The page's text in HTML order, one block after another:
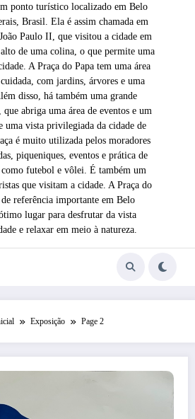
ponto turístico localizado em Belo
Brasil. Ela é assim chamada em
Paulo II, que visitou a cidade em
de uma colina, o que permite uma
A Praça do Papa tem uma área
com jardins, árvores e uma
disso, há também uma grande
abriga uma área de eventos e um
uma vista privilegiada da cidade de
é muito utilizada pelos moradores
piqueniques, eventos e prática de
futebol e vôlei. É também um
que visitam a cidade. A Praça do
referência importante em Belo
lugar para desfrutar da vista
e relaxar em meio à natureza.
Exposição Page 2